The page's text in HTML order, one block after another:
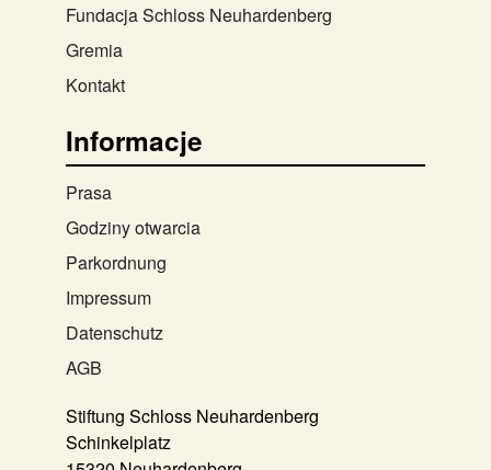
Fundacja Schloss Neuhardenberg
Gremia
Kontakt
Informacje
Prasa
Godziny otwarcia
Parkordnung
Impressum
Datenschutz
AGB
Stiftung Schloss Neuhardenberg
Schinkelplatz